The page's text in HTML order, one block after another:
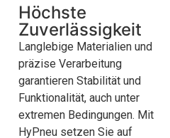
Höchste
Zuverlässigkeit
Langlebige Materialien und
präzise Verarbeitung
garantieren Stabilität und
Funktionalität, auch unter
extremen Bedingungen. Mit
HyPneu setzen Sie auf